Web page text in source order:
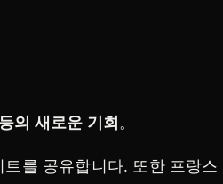
의 새로운 기회 。
를 공유합니다. 또한 프랑스